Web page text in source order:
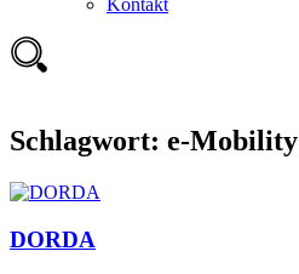
Kontakt
Schlagwort: e-Mobility
DORDA